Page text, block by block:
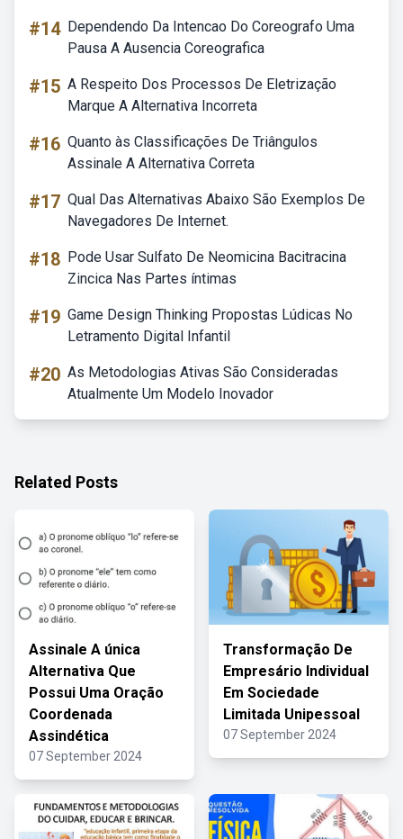
#14 Dependendo Da Intencao Do Coreografo Uma
Pausa A Ausencia Coreografica
#15 A Respeito Dos Processos De Eletrização
Marque A Alternativa Incorreta
#16 Quanto às Classificações De Triângulos
Assinale A Alternativa Correta
#17 Qual Das Alternativas Abaixo São Exemplos De
Navegadores De Internet.
#18 Pode Usar Sulfato De Neomicina Bacitracina
Zincica Nas Partes íntimas
#19 Game Design Thinking Propostas Lúdicas No
Letramento Digital Infantil
#20 As Metodologias Ativas São Consideradas
Atualmente Um Modelo Inovador
Related Posts
Assinale A única
Alternativa Que
Possui Uma Oração
Coordenada
Assindética
07 September 2024
Transformação De
Empresário Individual
Em Sociedade
Limitada Unipessoal
07 September 2024